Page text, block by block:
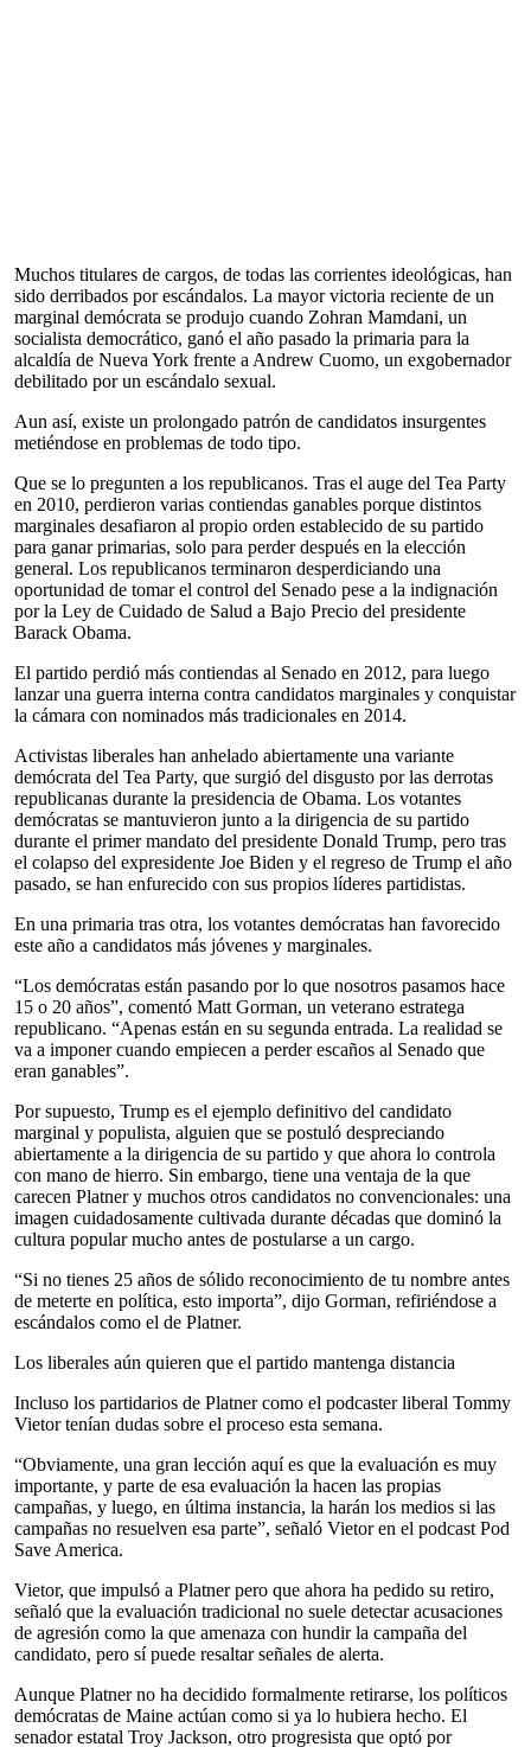
Muchos titulares de cargos, de todas las corrientes ideológicas, han
sido derribados por escándalos. La mayor victoria reciente de un
marginal demócrata se produjo cuando Zohran Mamdani, un
socialista democrático, ganó el año pasado la primaria para la
alcaldía de Nueva York frente a Andrew Cuomo, un exgobernador
debilitado por un escándalo sexual.
Aun así, existe un prolongado patrón de candidatos insurgentes
metiéndose en problemas de todo tipo.
Que se lo pregunten a los republicanos. Tras el auge del Tea Party
en 2010, perdieron varias contiendas ganables porque distintos
marginales desafiaron al propio orden establecido de su partido
para ganar primarias, solo para perder después en la elección
general. Los republicanos terminaron desperdiciando una
oportunidad de tomar el control del Senado pese a la indignación
por la Ley de Cuidado de Salud a Bajo Precio del presidente
Barack Obama.
El partido perdió más contiendas al Senado en 2012, para luego
lanzar una guerra interna contra candidatos marginales y conquistar
la cámara con nominados más tradicionales en 2014.
Activistas liberales han anhelado abiertamente una variante
demócrata del Tea Party, que surgió del disgusto por las derrotas
republicanas durante la presidencia de Obama. Los votantes
demócratas se mantuvieron junto a la dirigencia de su partido
durante el primer mandato del presidente Donald Trump, pero tras
el colapso del expresidente Joe Biden y el regreso de Trump el año
pasado, se han enfurecido con sus propios líderes partidistas.
En una primaria tras otra, los votantes demócratas han favorecido
este año a candidatos más jóvenes y marginales.
“Los demócratas están pasando por lo que nosotros pasamos hace
15 o 20 años”, comentó Matt Gorman, un veterano estratega
republicano. “Apenas están en su segunda entrada. La realidad se
va a imponer cuando empiecen a perder escaños al Senado que
eran ganables”.
Por supuesto, Trump es el ejemplo definitivo del candidato
marginal y populista, alguien que se postuló despreciando
abiertamente a la dirigencia de su partido y que ahora lo controla
con mano de hierro. Sin embargo, tiene una ventaja de la que
carecen Platner y muchos otros candidatos no convencionales: una
imagen cuidadosamente cultivada durante décadas que dominó la
cultura popular mucho antes de postularse a un cargo.
“Si no tienes 25 años de sólido reconocimiento de tu nombre antes
de meterte en política, esto importa”, dijo Gorman, refiriéndose a
escándalos como el de Platner.
Los liberales aún quieren que el partido mantenga distancia
Incluso los partidarios de Platner como el podcaster liberal Tommy
Vietor tenían dudas sobre el proceso esta semana.
“Obviamente, una gran lección aquí es que la evaluación es muy
importante, y parte de esa evaluación la hacen las propias
campañas, y luego, en última instancia, la harán los medios si las
campañas no resuelven esa parte”, señaló Vietor en el podcast Pod
Save America.
Vietor, que impulsó a Platner pero que ahora ha pedido su retiro,
señaló que la evaluación tradicional no suele detectar acusaciones
de agresión como la que amenaza con hundir la campaña del
candidato, pero sí puede resaltar señales de alerta.
Aunque Platner no ha decidido formalmente retirarse, los políticos
demócratas de Maine actúan como si ya lo hubiera hecho. El
senador estatal Troy Jackson, otro progresista que optó por